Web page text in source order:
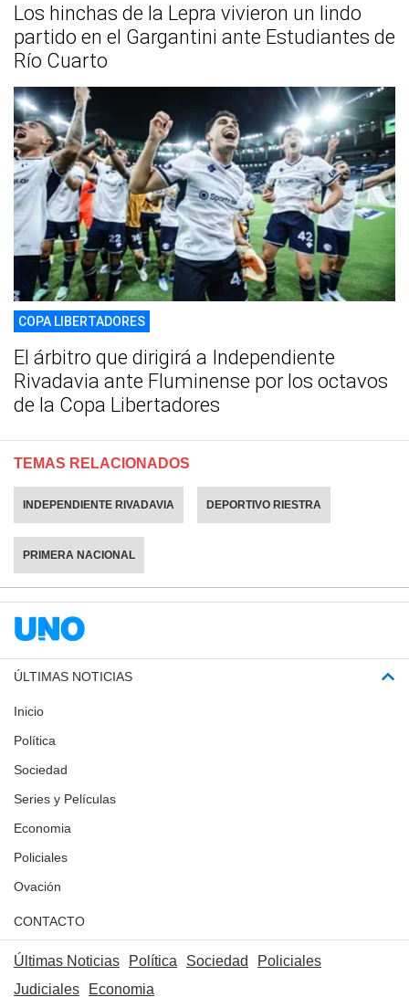
Los hinchas de la Lepra vivieron un lindo
partido en el Gargantini ante Estudiantes de
Río Cuarto
COPA LIBERTADORES
El árbitro que dirigirá a Independiente
Rivadavia ante Fluminense por los octavos
de la Copa Libertadores
TEMAS RELACIONADOS
INDEPENDIENTE RIVADAVIA DEPORTIVO RIESTRA
PRIMERA NACIONAL
ÚLTIMAS NOTICIAS
Inicio
Política
Sociedad
Series y Películas
Economia
Policiales
Ovación
CONTACTO
Últimas Noticias Política Sociedad
Policiales
Judiciales
Economia